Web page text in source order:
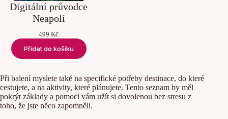
Digitální průvodce
Neapolí
499Kč
Přidat do košíku
Při balení myslete také na specifické potřeby destinace, do které
cestujete, a na aktivity, které plánujete. Tento seznam by měl
pokrýt základy a pomoci vám užít si dovolenou bez stresu z
toho, že jste něco zapomněli.